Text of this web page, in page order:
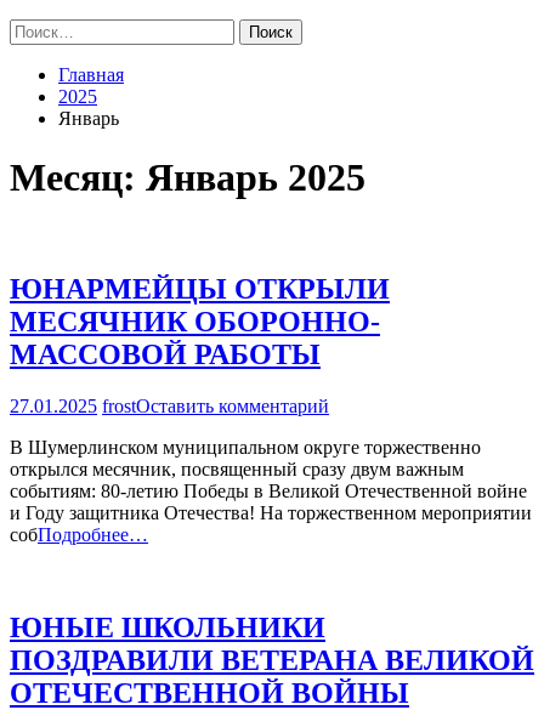
Найти:
Главная
2025
Январь
Месяц: Январь 2025
ЮНАРМЕЙЦЫ ОТКРЫЛИ
МЕСЯЧНИК ОБОРОННО-
МАССОВОЙ РАБОТЫ
27.01.2025 frostОставить комментарий
ОТКРЫЛИ
МЕСЯЧНИК
ОБОРОННО-
МАССОВОЙ
В Шумерлинском муниципальном округе торжественно
открылся месячник, посвященный сразу двум важным
событиям: 80-летию Победы в Великой Отечественной войне
и Году защитника Отечества! На торжественном мероприятии
собПодробнее…
ЮНЫЕ ШКОЛЬНИКИ
ПОЗДРАВИЛИ ВЕТЕРАНА ВЕЛИКОЙ
ОТЕЧЕСТВЕННОЙ ВОЙНЫ